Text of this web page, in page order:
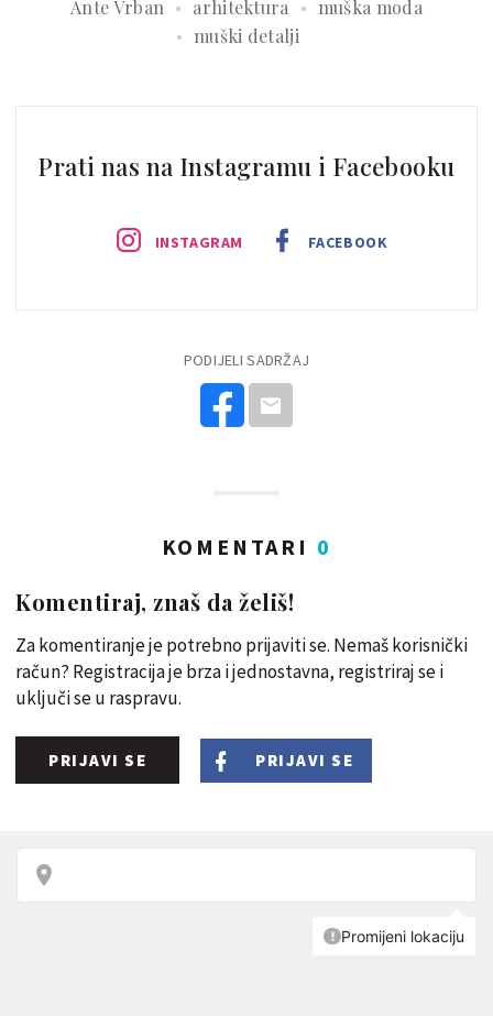
Ante Vrban arhitektura
muška moda
muški detalji
Prati nas na Instagramu i Facebooku
INSTAGRAM FACEBOOK
PODIJELI SADRŽAJ
KOMENTARI 0
Komentiraj, znaš da želiš!
Za komentiranje je potrebno prijaviti se. Nemaš korisnički
račun? Registracija je brza i jednostavna, registriraj se i
uključi se u raspravu.
PRIJAVI SE PRIJAVI SE